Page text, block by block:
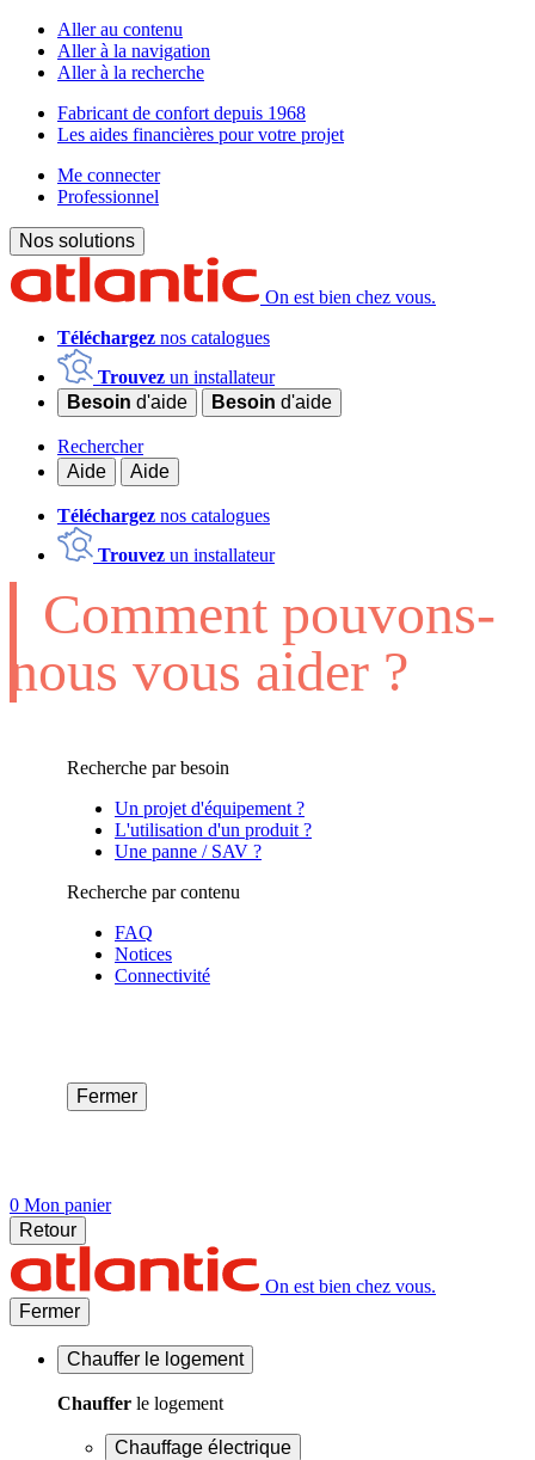
Aller au contenu
Aller à la navigation
Aller à la recherche
Fabricant de confort depuis 1968
Les aides financières pour votre projet
Me connecter
Professionnel
Nos solutions
On est bien chez vous.
Téléchargez nos catalogues
Trouvez un installateur
Besoin d'aide Besoin d'aide
Rechercher
Aide
Aide
Téléchargez nos catalogues
Trouvez un installateur
Comment pouvons-
nous vous aider ?
Recherche par besoin
Un projet d'équipement ?
L'utilisation d'un produit ?
Une panne / SAV ?
Recherche par contenu
FAQ
Notices
Connectivité
Fermer
0 Mon panier
Retour
On est bien chez vous.
Fermer
Chauffer le logement
Chauffer le logement
Chauffage électrique